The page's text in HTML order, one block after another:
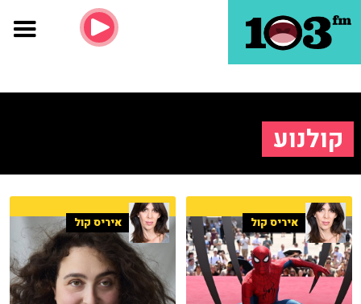
קולנוע
איריס קול איריס קול